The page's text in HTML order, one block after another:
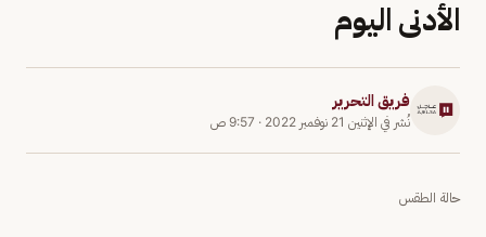
الأدنى اليوم
فريق التحرير
نُشر في الإثنين 21 نوفمبر 2022 · 9:57 ص
حالة الطقس